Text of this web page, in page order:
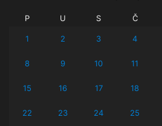
P U S Č
1 2 3 4
8 9 10 11
15 16 17 18
22 23 24 25